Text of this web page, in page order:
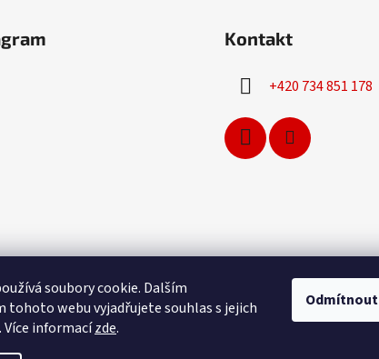
soubory cookie. Dalším
tohoto webu vyjadřujete souhlas s jejich
Více informacízde.
Odmítnout
Sledovat na Instagramu
Kontakt
+420 734 851 178